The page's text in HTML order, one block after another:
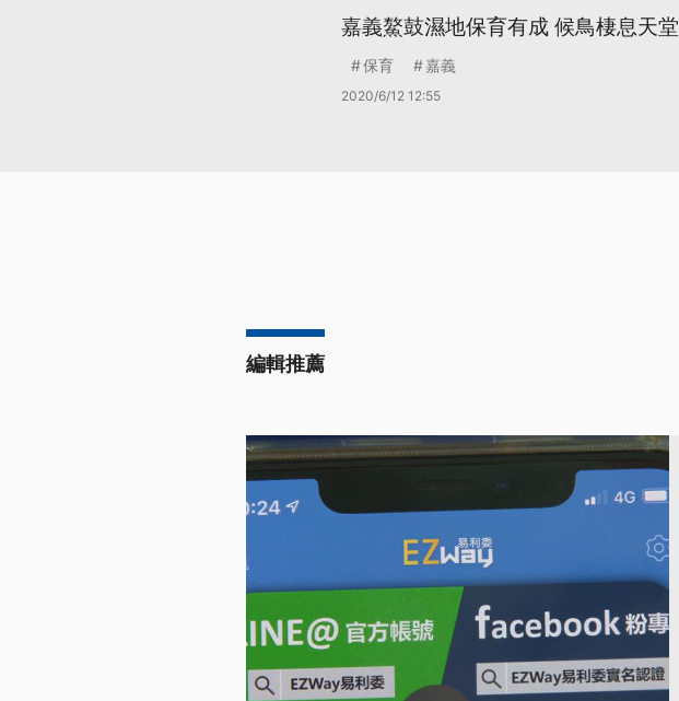
嘉義鰲鼓濕地保育有成 候鳥棲息天堂
保育 嘉義
2020/6/12 12:55
編輯推薦